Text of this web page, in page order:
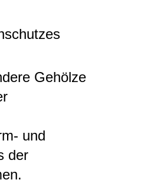
Gehölze
und
der